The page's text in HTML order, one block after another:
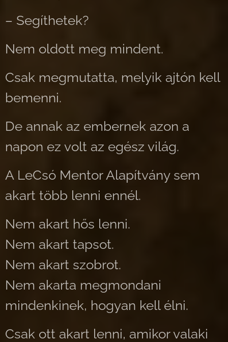
– Segíthetek?
Nem oldott meg mindent.
Csak megmutatta, melyik ajtón kell
bemenni.
De annak az embernek azon a
napon ez volt az egész világ.
A LeCsó Mentor Alapítvány sem
akart több lenni ennél.
Nem akart hős lenni.
Nem akart tapsot.
Nem akart szobrot.
Nem akarta megmondani
mindenkinek, hogyan kell élni.
Csak ott akart lenni, amikor valaki